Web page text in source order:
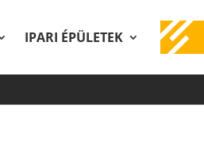
IPARI ÉPÜLETEK